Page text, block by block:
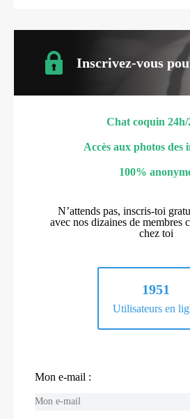
Inscrivez-vous
Chat coquin 24h/
Accès aux photos des
100%
N’attends pas, inscris-toi
avec nos dizaines de membres
chez toi
1951
Utilisateurs en
Mon e-mail :